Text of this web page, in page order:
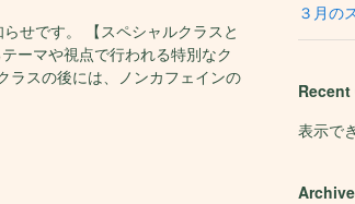
せです。 【スペシャルクラスと
ーマや視点で行われる特別なク
ラスの後には、ノンカフェインの
３月の
表示で